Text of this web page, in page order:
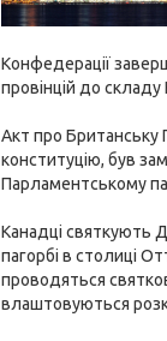
Конфедерації
провінцій до складу
Акт про Британську
конституцію, був
Парламентському
Канадці святкують
пагорбі в столиці
проводяться
влаштовуються